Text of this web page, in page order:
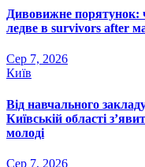
Дивовижне порятунок:
ледве в survivors after
Сер 7, 2026
Київ
Від навчального
Київській області
молоді
Сер 7, 2026